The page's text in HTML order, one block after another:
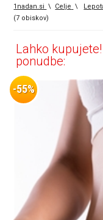
1nadan.si \ Celje \
(7 obiskov)
Lahko
ponudbe:
-55%